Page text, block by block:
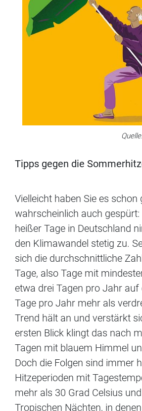
Tipps gegen die
Vielleicht haben Sie es schon
wahrscheinlich auch gespürt:
heißer Tage in Deutschland
den Klimawandel stetig zu.
sich die durchschnittliche
Tage, also Tage mit
etwa drei Tagen pro Jahr auf
Tage pro Jahr mehr als
Trend hält an und verstärkt
ersten Blick klingt das nach
Tagen mit blauem Himmel
Doch die Folgen sind immer
Hitzeperioden mit
mehr als 30 Grad Celsius
Tropischen Nächten, in